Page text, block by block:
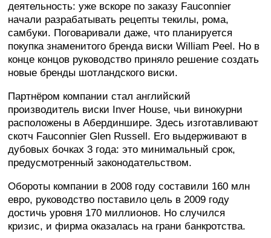
деятельность: уже вскоре по заказу Fauconnier
начали разрабатывать рецепты текилы, рома,
самбуки. Поговаривали даже, что планируется
покупка знаменитого бренда виски William Peel. Но в
конце концов руководство приняло решение создать
новые бренды шотландского виски.
Партнёром компании стал английский
производитель виски Inver House, чьи винокурни
расположены в Абердиншире. Здесь изготавливают
скотч Fauconnier Glen Russell. Его выдерживают в
дубовых бочках 3 года: это минимальный срок,
предусмотренный законодательством.
Обороты компании в 2008 году составили 160 млн
евро, руководство поставило цель в 2009 году
достичь уровня 170 миллионов. Но случился
кризис, и фирма оказалась на грани банкротства.